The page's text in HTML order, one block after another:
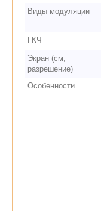
Виды модуляции
ГКЧ
Экран (см,
разрешение)
Особенности